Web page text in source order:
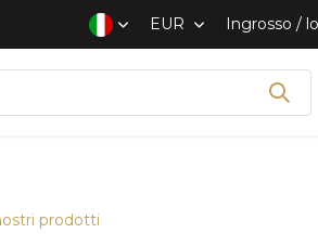
EUR Ingrosso /
prodotti